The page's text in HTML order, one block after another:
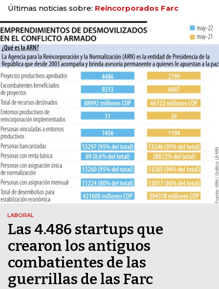
Últimas noticias sobre: Reincorporados Farc
LABORAL
Las 4.486 startups que
crearon los antiguos
combatientes de las
guerrillas de las Farc